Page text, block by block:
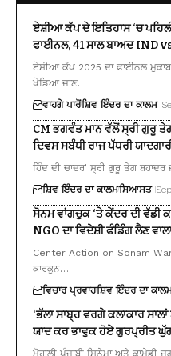
ਏਸ਼ੀਆ ਕੱਪ ਦੇ ਇਤਿਹਾਸ ‘ਚ
ਫਾਈਨਲ, 41 ਸਾਲ ਬਾਅਦ IND vs
ਏਸ਼ੀਆ ਕੱਪ 2025 ਦਾ ਫਾਈਨਲ
ਖੇਡਿਆ ਜਾਣ…
ਵਾਹਗੇ ਪਾਰੋਂਸ਼ਿਵ ਇੰਦਰ ਦਾ ਕਾਲਮ
CM ਭਗਵੰਤ ਮਾਨ ਵੱਲੋਂ ਸ੍ਰੀ ਗੁਰੂ
ਦਿਵਸ ਸਬੰਧੀ ਰਾਜ ਪੱਧਰੀ
ਹਿੰਦ ਦੀ ਚਾਦਰ’ ਸ੍ਰੀ ਗੁਰੂ ਤੇਗ ਬਹਾਦਰ
ਸ਼ਿਵ ਇੰਦਰ ਦਾ ਕਾਲਮਸਿਆਸਤ
ਸੋਨਮ ਵਾਂਗਚੁਕ ‘ਤੇ ਕੇਂਦਰ ਦੀ ਵੱਡੀ
NGO ਦਾ ਵਿਦੇਸ਼ੀ ਫੰਡਿੰਗ ਲੈਣ
Center Action on Sonam
ਕਾਰਕੁਨ…
ਵਿਚਾਰ ਪ੍ਰਵਾਹਸ਼ਿਵ ਇੰਦਰ ਦਾ
‘ਭੱਲਾ ਸਾਬ੍ਹ ਵਰਗੇ ਕਲਾਕਾਰ
ਯਾਦ ਕਰ ਭਾਵੁਕ ਹੋਏ ਗੁਰਪ੍ਰੀਤ
ਮੋਹਾਲੀ ਪੰਜਾਬੀ ਸਿਨੇਮਾ ਅਤੇ ਕਾਮੇਡੀ